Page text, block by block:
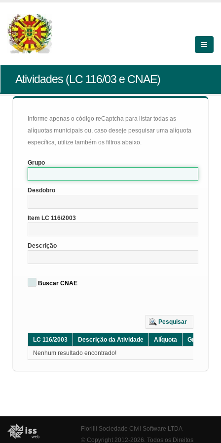
Atividades (LC 116/03 e CNAE)
Informe apenas o código reCaptcha para listar todas as
alíquotas municipais ou, caso deseje pesquisar uma alíquota
específica, utilize também os filtros abaixo.
Grupo
Desdobro
Item LC 116/2003
Descrição
Buscar CNAE
Pesquisar
LC 116/2003 Descrição da Atividade Alíquota Grupo
Nenhum resultado encontrado!
Fiorilli Sociedade Civil Software LTDA
© Copyright 2012-2026. Todos os Direitos